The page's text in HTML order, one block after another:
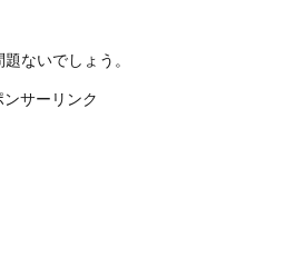
ないでしょう。
ンサーリンク